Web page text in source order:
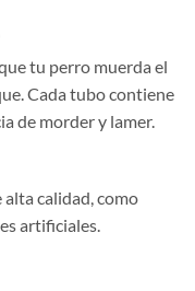
tu perro muerda el
Cada tubo contiene
de morder y lamer.
calidad, como
artificiales.